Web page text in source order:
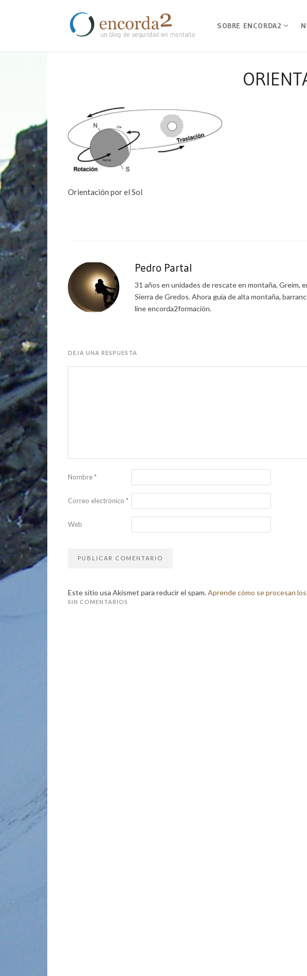
SOBRE ENCORDA2
Orientación por el Sol
Pedro Partal
31 años en unidades de rescate en montaña, Greim,
Sierra de Gredos. Ahora guía de alta montaña,
line encorda2formación.
DEJA UNA RESPUESTA
Nombre*
Correo electrónico *
Web
Este sitio usa Akismet para reducir el spam.Aprende cómo se procesan
SIN COMENTARIOS